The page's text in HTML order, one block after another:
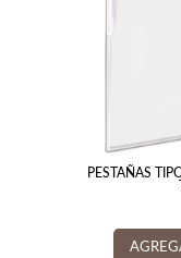
PESTAÑAS